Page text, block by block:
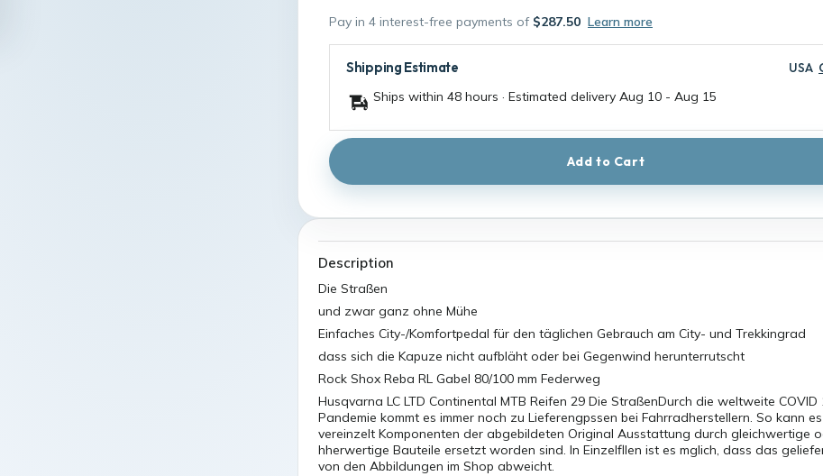
Pay in 4 interest-free payments of $287.50 Learn more
Shipping Estimate USA
Ships within 48 hours · Estimated delivery Aug 10 - Aug 15
Add to Cart
Description
Die Straßen
und zwar ganz ohne Mühe
Einfaches City-/Komfortpedal für den täglichen Gebrauch am City- und Trekkingrad
dass sich die Kapuze nicht aufbläht oder bei Gegenwind herunterrutscht
Rock Shox Reba RL Gabel 80/100 mm Federweg
Husqvarna LC LTD Continental MTB Reifen 29 Die StraßenDurch die weltweite COVID
Pandemie kommt es immer noch zu Lieferengpssen bei Fahrradherstellern. So kann
vereinzelt Komponenten der abgebildeten Original Ausstattung durch gleichwertige
hherwertige Bauteile ersetzt worden sind. In Einzelfllen ist es mglich, dass das
von den Abbildungen im Shop abweicht.